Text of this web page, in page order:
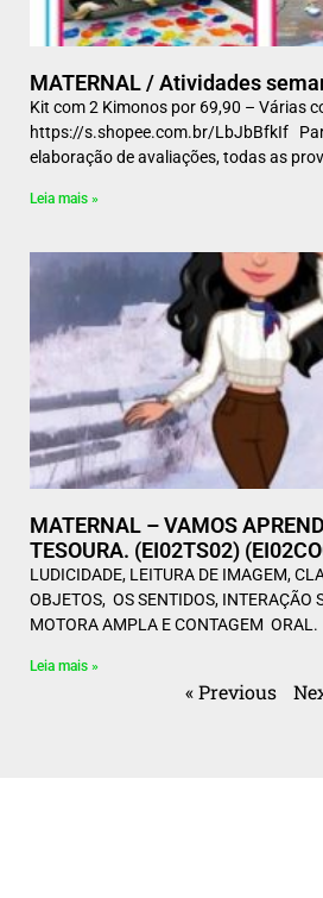
MATERNAL / Atividades
Kit com 2 Kimonos por 69,90 – Várias
https://s.shopee.com.br/LbJbBfkIf
elaboração de avaliações, todas as
Leia mais »
MATERNAL – VAMOS
TESOURA. (EI02TS02)
LUDICIDADE, LEITURA DE IMAGEM,
OBJETOS, OS SENTIDOS, INTERAÇÃO
MOTORA AMPLA E CONTAGEM
Leia mais »
« Previous